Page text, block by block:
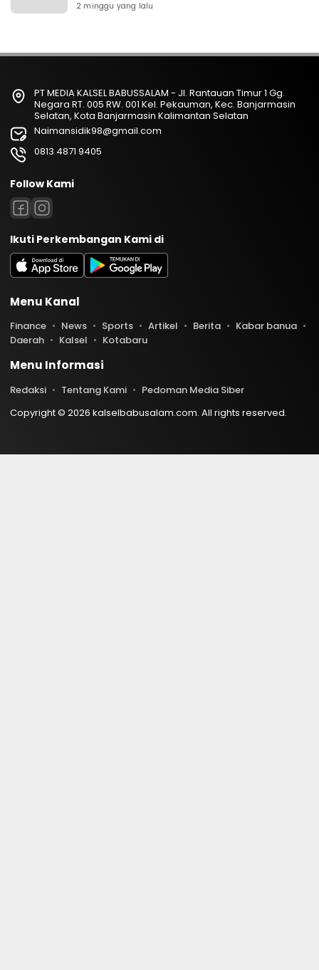
2 minggu yang lalu
PT MEDIA KALSEL BABUSSALAM - Jl. Rantauan Timur 1 Gg.
Negara RT. 005 RW. 001 Kel. Pekauman, Kec. Banjarmasin
Selatan, Kota Banjarmasin Kalimantan Selatan
Naimansidik98@gmail.com
0813 4871 9405
Follow Kami
Ikuti Perkembangan Kami di
Menu Kanal
Finance News Sports Artikel Berita
Kabar banua
Daerah
Kalsel Kotabaru
Menu Informasi
Redaksi Tentang Kami
Pedoman Media Siber
Copyright © 2026 kalselbabusalam.com. All rights reserved.